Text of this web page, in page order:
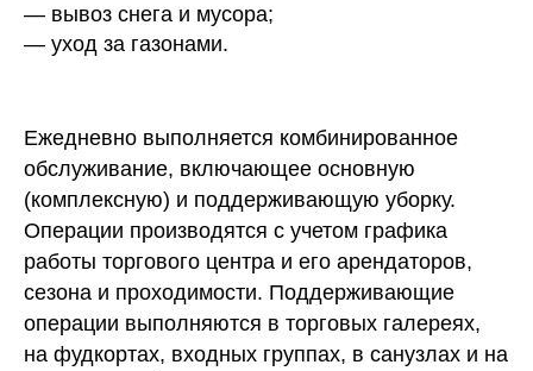
— вывоз снега и мусора;
— уход за газонами.
Ежедневно выполняется комбинированное
обслуживание, включающее основную
(комплексную) и поддерживающую уборку.
Операции производятся с учетом графика
работы торгового центра и его арендаторов,
сезона и проходимости. Поддерживающие
операции выполняются в торговых галереях,
на фудкортах, входных группах, в санузлах и на